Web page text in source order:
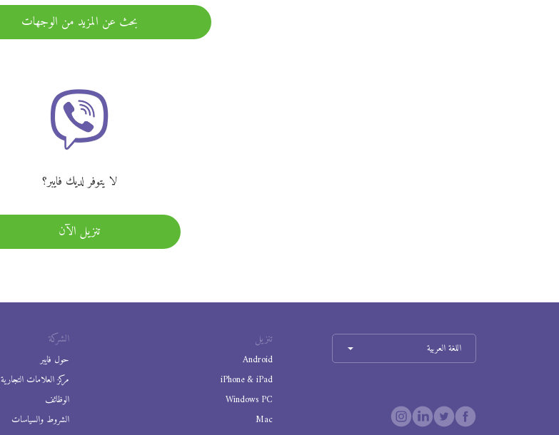
بحث عن المزيد من الوجهات
لا يتوفر لديك فايبر؟
تنزيل الآن
الشركة
حول فايبر
مركز العلامات التجارية
الوظائف
الشروط والسياسات
تنزيل
Android
iPhone & iPad
Windows PC
Mac
اللغة العربية